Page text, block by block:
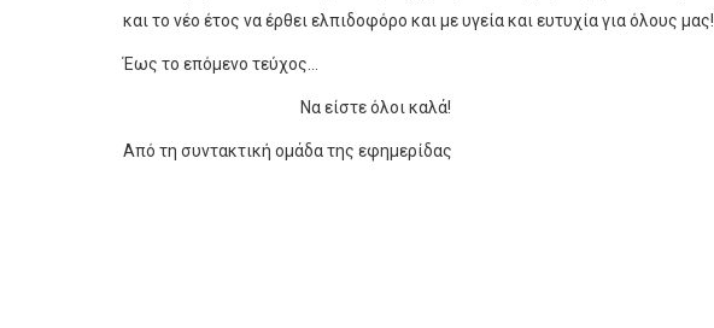
και το νέο έτος να έρθει ελπιδοφόρο και με υγεία και ευτυχία για όλους μας!
Έως το επόμενο τεύχος…
Να είστε όλοι καλά!
Από τη συντακτική ομάδα της εφημερίδας